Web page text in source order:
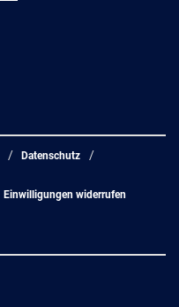
Datenschutz
Einwilligungen widerrufen